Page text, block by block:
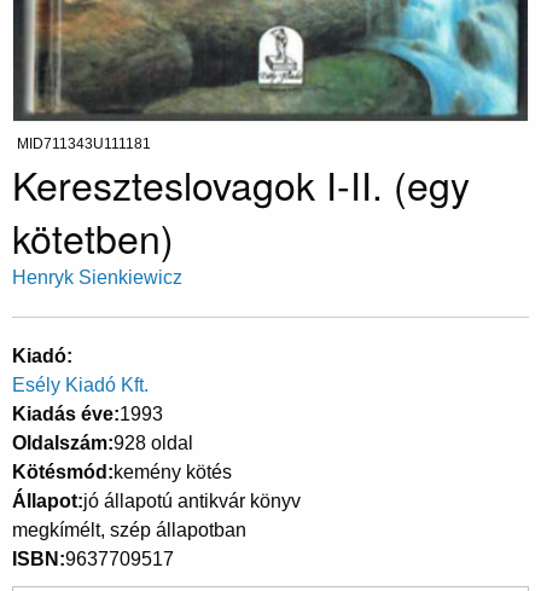
MID711343U111181
Kereszteslovagok I-II. (egy
kötetben)
Henryk Sienkiewicz
Kiadó
Esély Kiadó Kft.
Kiadás éve 1993
Oldalszám 928 oldal
Kötésmód kemény kötés
Állapot jó állapotú antikvár könyv
megkímélt, szép állapotban
ISBN 9637709517